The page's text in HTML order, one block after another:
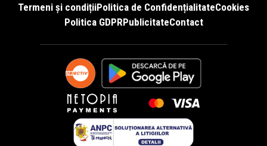
Termeni și condițiiPolitica de ConfidențialitateCookies
Politica GDPRPublicitateContact